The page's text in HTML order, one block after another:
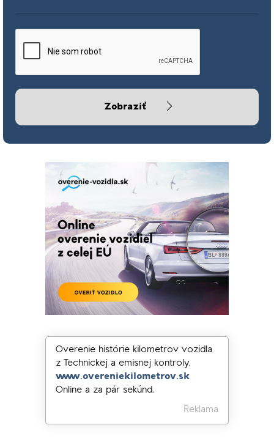
Zobraziť
Overenie histórie kilometrov vozidla
z Technickej a emisnej kontroly.
www.overeniekilometrov.sk
Online a za pár sekúnd.
Reklama